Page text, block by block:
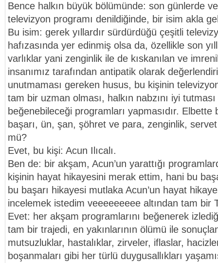
Bence halkın büyük bölümünde: son günlerde
televizyon programı denildiğinde, bir isim akla
Bu isim: gerek yıllardır sürdürdüğü çeşitli
hafızasında yer edinmiş olsa da, özellikle son
varlıklar yani zenginlik ile de kıskanılan ve
insanımız tarafından antipatik olarak
unutmaması gereken husus, bu kişinin
tam bir uzman olması, halkın nabzını iyi
beğenebileceği programları yapmasıdır.
başarı, ün, şan, şöhret ve para, zenginlik,
mü?
Evet, bu kişi: Acun Ilıcalı.
Ben de: bir akşam, Acun’un yarattığı
kişinin hayat hikayesini merak ettim, hani bu
bu başarı hikayesi mutlaka Acun’un hayat
incelemek istedim veeeeeeeee altından tam bir
Evet: her akşam programlarını beğenerek
tam bir trajedi, en yakınlarının ölümü ile
mutsuzluklar, hastalıklar, zirveler, iflaslar,
boşanmaları gibi her türlü duygusallıkları